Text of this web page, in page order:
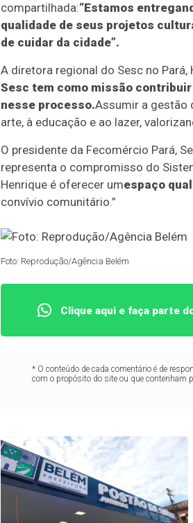
compartilhada:“Estamos
qualidade de seus projetos
de cuidar da cidade”.
A diretora regional do Sesc no
Sesc tem como missão
nesse processo.Assumir a gestão
arte, à educação e ao lazer,
O presidente da Fecomércio Pará,
representa o compromisso do
Henrique é oferecer umespaço
convívio comunitário.”
Foto: Reprodução/Agência Belém
Clique aqui e faça parte
* O conteúdo de cada comentário é de
com o propósito do site ou que contenham